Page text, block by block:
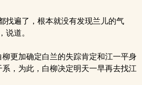
找遍了，根本就没有发现兰儿的气
说道。
更加确定白兰的失踪肯定和江一平身
系，为此，白柳决定明天一早再去找江